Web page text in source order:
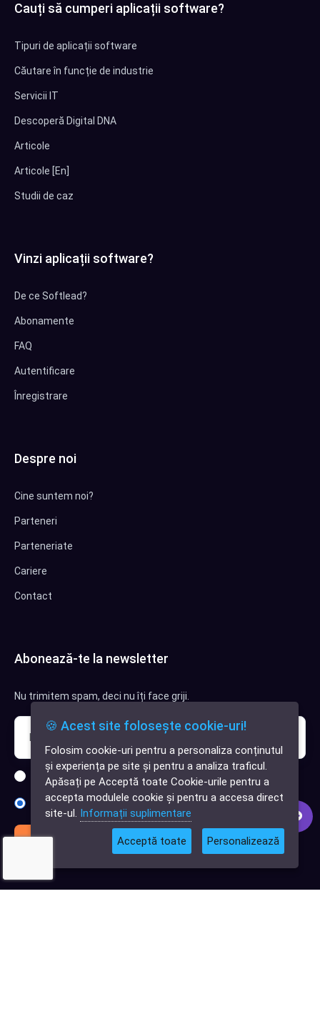
✕
Cauți o aplicație
software?
Cauți să cumperi aplicații software?
Tipuri de aplicații software
Căutare în funcție de industrie
Servicii IT
Descoperă Digital DNA
Articole
Articole [En]
Studii de caz
Vinzi aplicații software?
De ce Softlead?
Abonamente
FAQ
Autentificare
Înregistrare
Despre noi
Cine suntem noi?
Parteneri
Parteneriate
Cariere
Contact
Abonează-te la newsletter
Nu trimitem spam, deci nu îți face griji.
Sunt interesat de clienți pentru compania mea IT
Sunt interesat de achiziții software
Abonează-te
🍪 Acest site folosește cookie-uri!
Folosim cookie-uri pentru a personaliza conținutul
și experiența pe site și pentru a analiza traficul.
Apăsați pe Acceptă toate Cookie-urile pentru a
accepta modulele cookie și pentru a accesa direct
site-ul. Informații suplimentare
Acceptă toate Personalizează